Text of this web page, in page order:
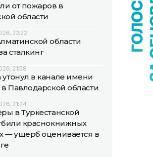
от пожаров в
области
22:22
области
сталкинг
21:58
в канале имени
в Павлодарской области
21:24
в Туркестанской
краснокнижных
— ущерб оценивается в